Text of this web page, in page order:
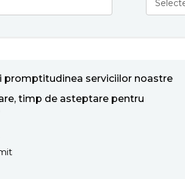
promptitudinea serviciilor noastre
timp de asteptare pentru